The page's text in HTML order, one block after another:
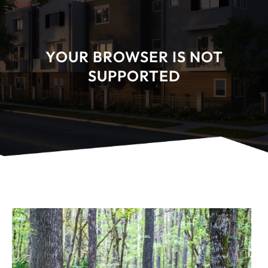
YOUR BROWSER IS NOT
SUPPORTED